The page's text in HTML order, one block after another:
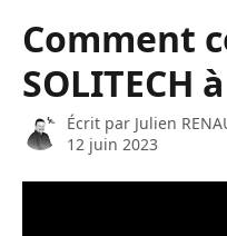
Comment
SOLITECH
Écrit par Julien
12 juin 2023